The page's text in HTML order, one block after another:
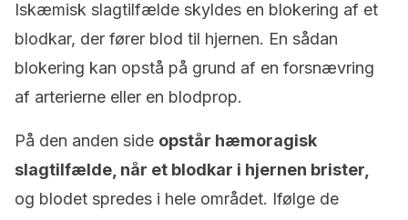
Iskæmisk slagtilfælde skyldes en blokering af et
blodkar, der fører blod til hjernen. En sådan
blokering kan opstå på grund af en forsnævring
af arterierne eller en blodprop.
På den anden side opstår hæmoragisk
slagtilfælde, når et blodkar i hjernen brister,
og blodet spredes i hele området. Ifølge de